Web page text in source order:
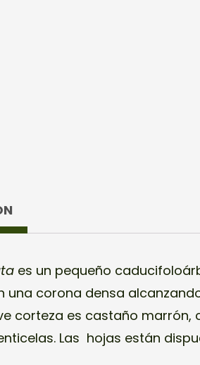
es un pequeño
una corona densa
corteza es castaño marrón,
. Las hojas están